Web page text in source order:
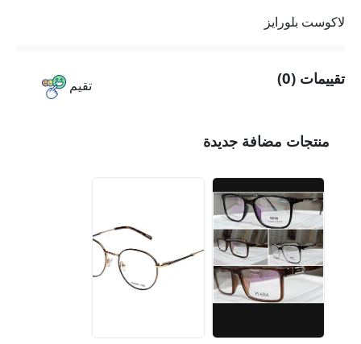
لاكوست بلورايز
تقيم تقييمات (0)
منتجات مضافة جديدة